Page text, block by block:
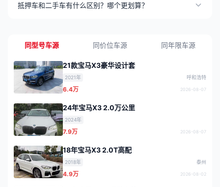
抵押车和二手车有什么区别？哪个更划算？
同型号车源 同价位车源 同年限车源
21款宝马X3豪华设计套
2021年 呼和浩特
6.4万 2026-08-07
24年宝马X3 2.0万公里
2024年
7.9万 2026-08-07
18年宝马X3 2.0T高配
2018年 泰州
4.9万 2026-08-02